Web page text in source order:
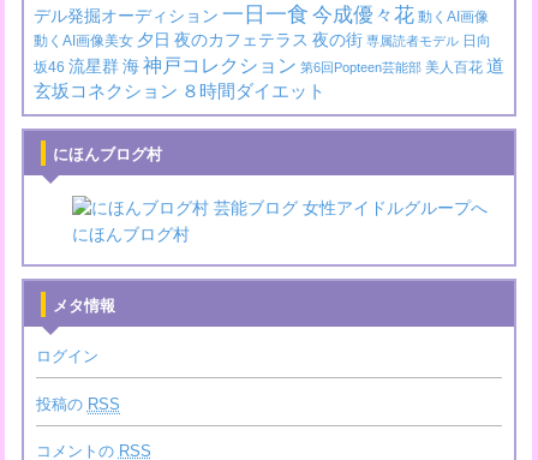
デル発掘オーディション 一日一食 今成優々花 動くAI画像
動くAI画像美女 夕日 夜のカフェテラス 夜の街 専属読者モデル 日向
坂46 流星群 海 神戸コレクション 第6回Popteen芸能部 美人百花 道
玄坂コネクション ８時間ダイエット
にほんブログ村
にほんブログ村
メタ情報
ログイン
投稿の RSS
コメントの RSS